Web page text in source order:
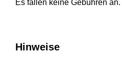
Es fallen keine Gebühren an.
Hinweise